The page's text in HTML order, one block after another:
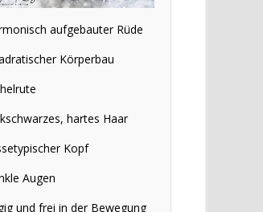
2018
aufgebauter Rüde
Körperbau
hartes Haar
Kopf
Augen
und frei in der Bewegung